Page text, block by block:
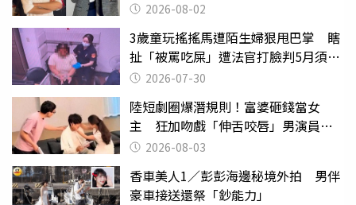
2026-08-02
3歲童玩搖搖馬遭陌生婦狠甩巴掌 瞎
扯「被罵吃屎」遭法官打臉判5月須入
監 2026-07-30
陸短劇圈爆潛規則！富婆砸錢當女
主 狂加吻戲「伸舌咬唇」男演員崩
潰 2026-08-03
香車美人1／彭彭海邊秘境外拍 男伴
豪車接送還祭「鈔能力」